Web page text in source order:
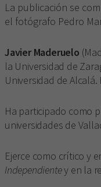
La publicación se
el fotógrafo Pedro
Javier Maderuelo
la Universidad de
Universidad de
Ha participado como
universidades de
Ejerce como crítico y
Independientey en la